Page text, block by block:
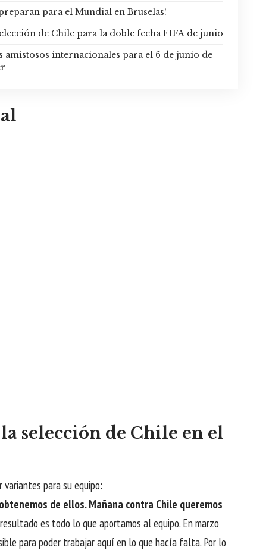
para el Mundial en Bruselas!
de Chile para la doble fecha FIFA de junio
amistosos internacionales para el 6 de junio de
selección de Chile en el
para su equipo:
de ellos. Mañana contra Chile queremos
es todo lo que aportamos al equipo. En marzo
para poder trabajar aquí en lo que hacía falta. Por lo